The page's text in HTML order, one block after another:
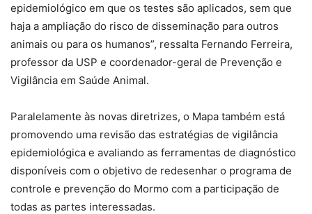
epidemiológico em que os testes são aplicados, sem que
haja a ampliação do risco de disseminação para outros
animais ou para os humanos”, ressalta Fernando Ferreira,
professor da USP e coordenador-geral de Prevenção e
Vigilância em Saúde Animal.
Paralelamente às novas diretrizes, o Mapa também está
promovendo uma revisão das estratégias de vigilância
epidemiológica e avaliando as ferramentas de diagnóstico
disponíveis com o objetivo de redesenhar o programa de
controle e prevenção do Mormo com a participação de
todas as partes interessadas.